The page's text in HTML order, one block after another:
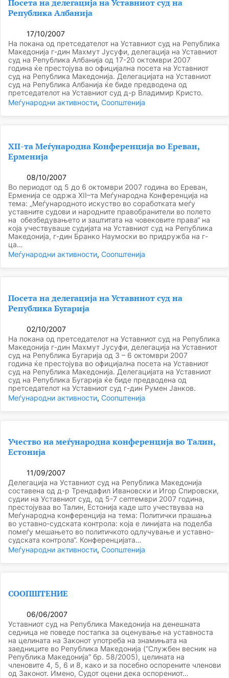
Посета на делегација на Уставниот суд на
Република Албанија
17/10/2007
На покана од претседателот на Уставниот суд на Република
Македонија г-дин Махмут Јусуфи, делегација на Уставниот
суд на Република Албанија од 17-20 октомври 2007
година ќе престојува во официјална посета на Уставниот
суд на Република Македонија. Делегацијата на Уставниот
суд на Република Албанија ќе биде предводена од
претседателот на Уставниот суд д-р Владимир Кристо.
Меѓународни активности, Соопштенија
XII-та Меѓународна Конференција во Ереван,
Ерменија
08/10/2007
Во периодот од 5 до 6 октомври 2007 година во Ереван,
Ерменија се одржа XII–та Меѓународна Конференција на
тема: „Меѓународното искуство во соработката меѓу
уставните судови и народните правобранители во полето
на обезбедувањето и заштитата на човековите права“ на
која учествуваше судијата на Уставниот суд на Република
Македонија, г-дин Бранко Наумоски во придружба на г-
ца…
Меѓународни активности, Соопштенија
Посета на делегација на Уставниот суд на
Република Бугарија
02/10/2007
На покана од претседателот на Уставниот суд на Република
Македонија г-дин Махмут Јусуфи, делегација на Уставниот
суд на Република Бугарија од 3 – 6 октомври 2007
година ќе престојува во официјална посета на Уставниот
суд на Република Македонија. Делегацијата на Уставниот
суд на Република Бугарија ќе биде предводена од
претседателот на Уставниот суд г-дин Румен Јанков.
Меѓународни активности, Соопштенија
Учество на меѓународна конференција во Талин,
Естонија
11/09/2007
Делегација на Уставниот суд на Република Македонија
составена од д-р Трендафил Ивановски и Игор Спировски,
судии на Уставниот суд, од 5-7 септември 2007 година,
престојуваа во Талин, Естонија каде што учествуваа на
Меѓународна конференција на тема: Политички прашања
во уставно-судската контрола: која е линијата на поделба
помеѓу мешањето во политичкото одлучување и уставно-
судската контрола“. Конференцијата…
Меѓународни активности, Соопштенија
СООПШТЕНИЕ
06/06/2007
Уставниот суд на Република Македонија на денешната
седница не поведе постапка за оценување на уставноста
на целината на Законот употреба на знамињата на
заедниците во Република Македонија (“Службен весник на
Република Маке­донија” бр. 58/2005), целината на
членовите 4, 5, 6 и 8, како и за посебно оспорените членови
од Законот. Имено, Судот оцени дека оспорениот…